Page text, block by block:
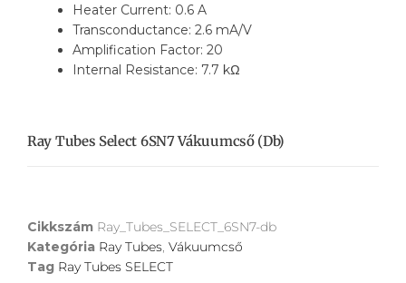
Heater Current: 0.6 A
Transconductance: 2.6 mA/V
Amplification Factor: 20
Internal Resistance: 7.7 kΩ
Ray Tubes Select 6SN7 Vákuumcső (db)
Cikkszám Ray_Tubes_SELECT_6SN7-db
Kategória Ray Tubes, Vákuumcső
Tag Ray Tubes SELECT